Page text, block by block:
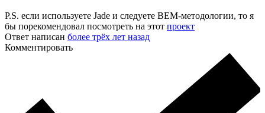
P.S. если используете Jade и следуете BEM-методологии, то я
бы порекомендовал посмотреть на этот проект
Ответ написан более трёх лет назад
Комментировать